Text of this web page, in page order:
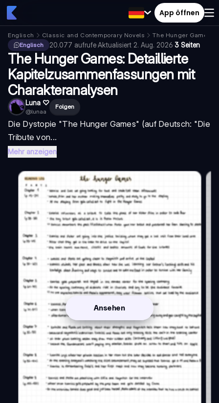
App öffnen
Englisch Classic and Contemporary Novels
The Hunger Games
Englisch
20.077 aufrufe·Aktualisiert 2. Aug. 2026·3 Seiten
The Hunger Games: Detaillierte
Kapitelzusammenfassungen mit
Charakteranalysen
Luna ♡
@lunaa
Folgen
Die Dystopie "The Hunger Games" (auf Deutsch: "Die
Tribute von...
Mehr anzeigen
Ansehen